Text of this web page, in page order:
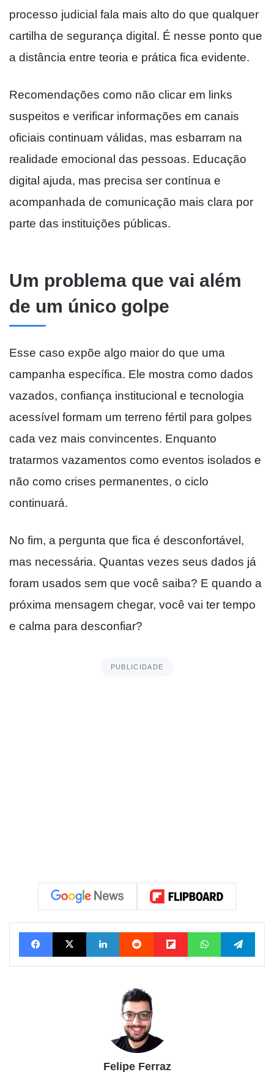
processo judicial fala mais alto do que qualquer
cartilha de segurança digital. É nesse ponto que
a distância entre teoria e prática fica evidente.
Recomendações como não clicar em links
suspeitos e verificar informações em canais
oficiais continuam válidas, mas esbarram na
realidade emocional das pessoas. Educação
digital ajuda, mas precisa ser contínua e
acompanhada de comunicação mais clara por
parte das instituições públicas.
Um problema que vai além
de um único golpe
Esse caso expõe algo maior do que uma
campanha específica. Ele mostra como dados
vazados, confiança institucional e tecnologia
acessível formam um terreno fértil para golpes
cada vez mais convincentes. Enquanto
tratarmos vazamentos como eventos isolados e
não como crises permanentes, o ciclo
continuará.
No fim, a pergunta que fica é desconfortável,
mas necessária. Quantas vezes seus dados já
foram usados sem que você saiba? E quando a
próxima mensagem chegar, você vai ter tempo
e calma para desconfiar?
PUBLICIDADE
FacebookX Linkedin Reddit FlipboardWhatsApp
Felipe Ferraz